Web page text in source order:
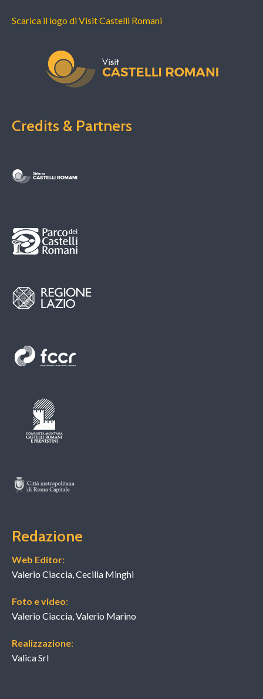
Scarica il logo di Visit Castelli Romani
Credits & Partners
Redazione
Web Editor:
Valerio Ciaccia, Cecilia Minghi
Foto e video:
Valerio Ciaccia, Valerio Marino
Realizzazione:
Valica Srl